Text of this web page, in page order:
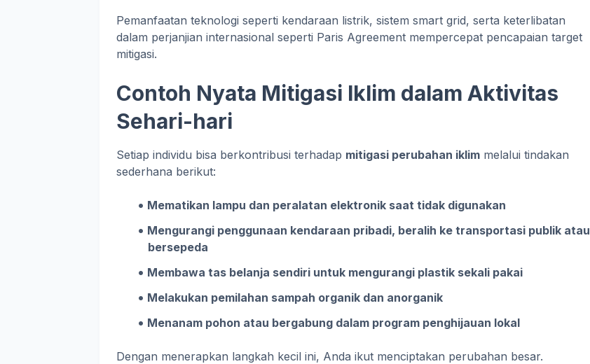
Pemanfaatan teknologi seperti kendaraan listrik, sistem smart grid, serta keterlibatan
dalam perjanjian internasional seperti Paris Agreement mempercepat pencapaian target
mitigasi.
Contoh Nyata Mitigasi Iklim dalam Aktivitas
Sehari-hari
Setiap individu bisa berkontribusi terhadap mitigasi perubahan iklim melalui tindakan
sederhana berikut:
Mematikan lampu dan peralatan elektronik saat tidak digunakan
Mengurangi penggunaan kendaraan pribadi, beralih ke transportasi publik atau
bersepeda
Membawa tas belanja sendiri untuk mengurangi plastik sekali pakai
Melakukan pemilahan sampah organik dan anorganik
Menanam pohon atau bergabung dalam program penghijauan lokal
Dengan menerapkan langkah kecil ini, Anda ikut menciptakan perubahan besar.